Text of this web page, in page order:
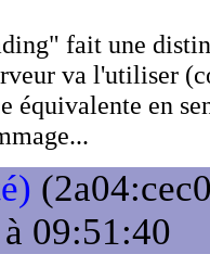
fait une
va l'utiliser
équivalente en
09:51:40